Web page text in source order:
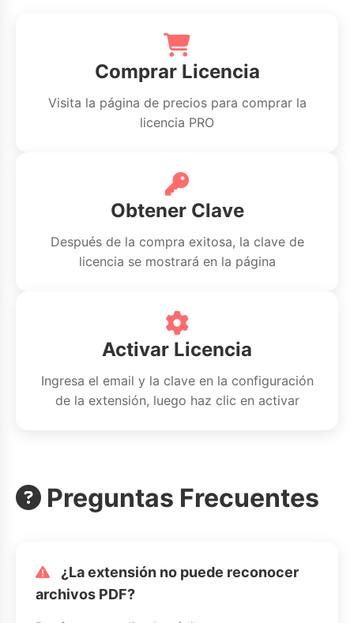
Comprar Licencia
Visita la página de precios para comprar la
licencia PRO
Obtener Clave
Después de la compra exitosa, la clave de
licencia se mostrará en la página
Activar Licencia
Ingresa el email y la clave en la configuración
de la extensión, luego haz clic en activar
Preguntas Frecuentes
¿La extensión no puede reconocer
archivos PDF?